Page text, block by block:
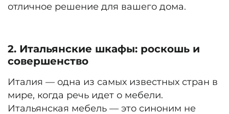
отличное решение для вашего дома.
2. Итальянские шкафы: роскошь и
совершенство
Италия — одна из самых известных стран в
мире, когда речь идет о мебели.
Итальянская мебель — это синоним не